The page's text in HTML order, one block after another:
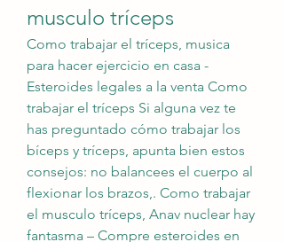
musculo tríceps
Como trabajar el tríceps, musica
para hacer ejercicio en casa -
Esteroides legales a la venta Como
trabajar el tríceps Si alguna vez te
has preguntado cómo trabajar los
bíceps y tríceps, apunta bien estos
consejos: no balancees el cuerpo al
flexionar los brazos,. Como trabajar
el musculo tríceps, Anav nuclear hay
fantasma – Compre esteroides en